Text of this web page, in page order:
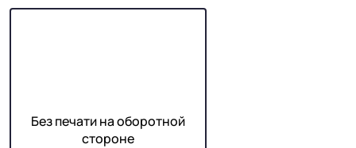
Без печати на оборотной
стороне